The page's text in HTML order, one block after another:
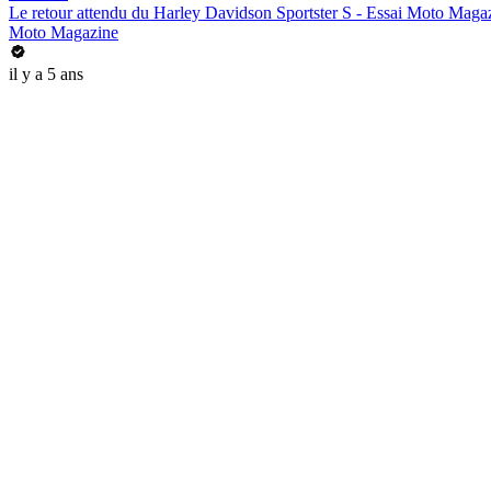
Le retour attendu du Harley Davidson Sportster S - Essai Moto
Moto Magazine
il y a 5 ans